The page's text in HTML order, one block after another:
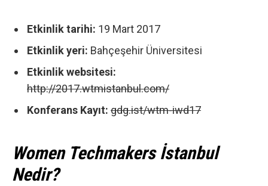
Etkinlik tarihi: 19 Mart 2017
Etkinlik yeri: Bahçeşehir Üniversitesi
Etkinlik websitesi:
http://2017.wtmistanbul.com/
Konferans Kayıt: gdg.ist/wtm-iwd17
Women Techmakers İstanbul
Nedir?